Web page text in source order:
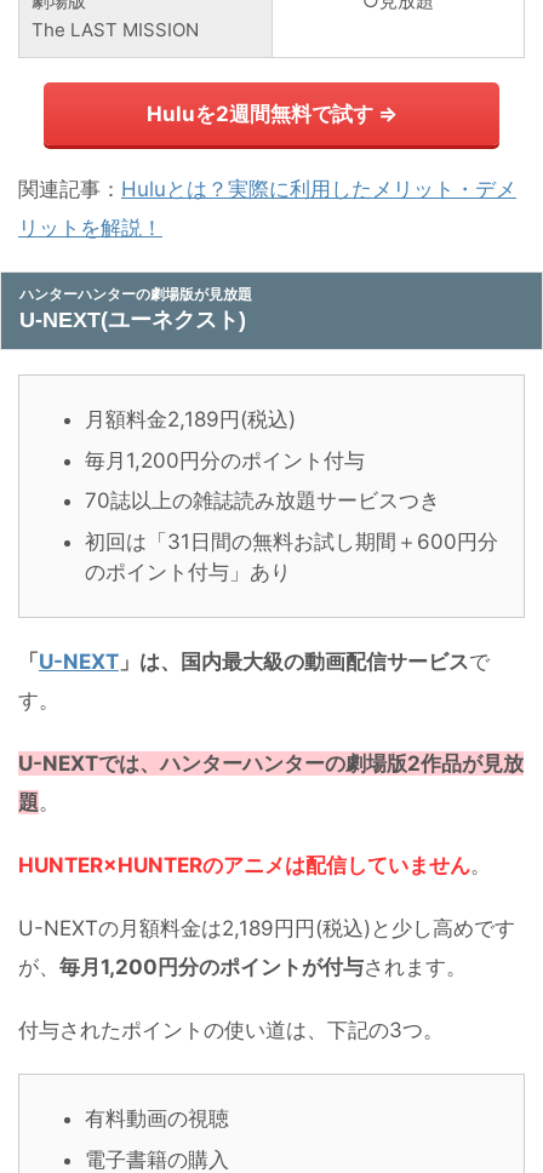
The LAST MISSION
Huluを2週間無料で試す ⇒
関連記事： Huluとは？実際に利用したメリット・デメ
リットを解説！
ハンターハンターの劇場版が見放題
U-NEXT(ユーネクスト)
月額料金2,189円(税込)
毎月1,200円分のポイント付与
70誌以上の雑誌読み放題サービスつき
初回は「31日間の無料お試し期間＋600円分
のポイント付与」あり
「 U-NEXT 」は、国内最大級の動画配信サービスで
す。
U-NEXTでは、ハンターハンターの劇場版2作品が見放
題。
HUNTER×HUNTERのアニメは配信していません。
U-NEXTの月額料金は2,189円円(税込)と少し高めです
が、 毎月1,200円分のポイントが付与されます。
付与されたポイントの使い道は、下記の3つ。
有料動画の視聴
電子書籍の購入